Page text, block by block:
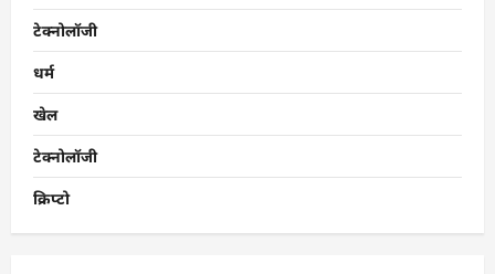
टेक्नोलॉजी
धर्म
खेल
टेक्नोलॉजी
क्रिप्टो